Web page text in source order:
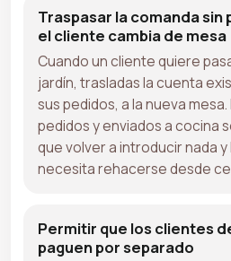
Traspasar la comanda
el cliente cambia de mesa
Cuando un cliente quiere
jardín, trasladas la cuenta
sus pedidos, a la nueva
pedidos y enviados a cocina
que volver a introducir nada
necesita rehacerse desde
Permitir que los clientes
paguen por separado